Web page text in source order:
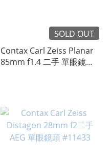
SOLD OUT
Contax Carl Zeiss Planar
85mm f1.4 二手 單眼鏡頭